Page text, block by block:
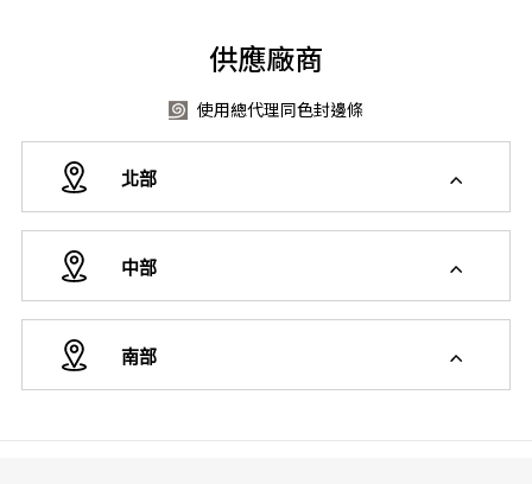
供應廠商
使用總代理同色封邊條
北部
中部
南部